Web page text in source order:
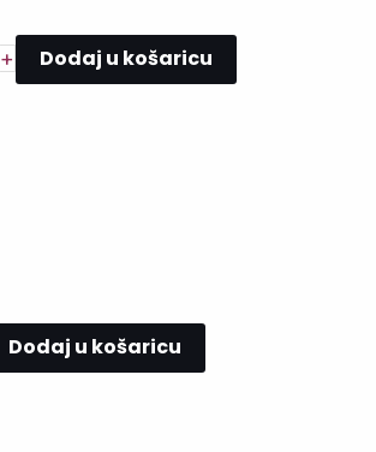
+ Dodaj u košaricu
Dodaj u košaricu